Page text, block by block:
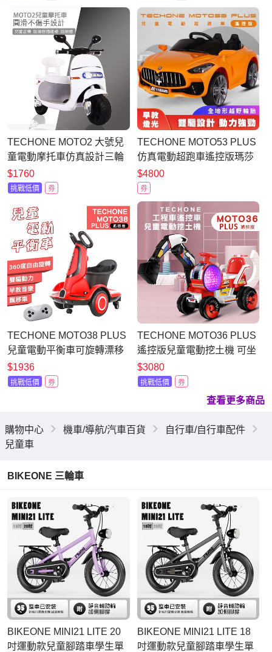
接MP3(內建早教機系統)，
父母溜童神器！
TECHONE MOTO2 大號兒
童電動摩托車仿真設計三輪
摩托車
$1760
挑戰低價 券
TECHONE MOTO53 PLUS
仿真電動超跑車遙控版瑪莎
拉蒂豪華轎車嬰兒童寶寶四
輪可坐人電動童車/汽車溜童
神器
$4800
券
TECHONE MOTO38 PLUS
兒童電動平衡車可旋轉漂移
車可坐人小孩玩具車
$1936
挑戰低價 券
TECHONE MOTO36 PLUS
遙控版兒童電動挖土機 可坐
人男女孩電動可挖挖土機超
大號工程車玩具
$3080
挑戰低價 券
查看更多商品
購物中心 機車/導航/汽車百貨
自行車/自行車配件
兒童車
BIKEONE 三輪車
BIKEONE MINI21 LITE 20
吋運動款兒童腳踏車學生單
BIKEONE MINI21 LITE 18
吋運動款兒童腳踏車學生單